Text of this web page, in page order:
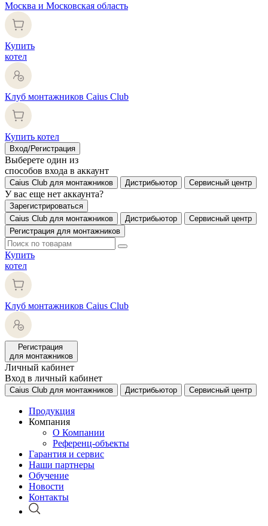
Москва и Московская область
Купить
котел
Клуб монтажников Caius Club
Купить котел
Вход/Регистрация
Выберете один из
способов входа в аккаунт
Caius Club для монтажников Дистрибьютор Сервисный центр
У вас еще нет аккаунта?
Зарегистрироваться
Caius Club для монтажников
Дистрибьютор
Сервисный центр
Регистрация для монтажников
Купить
котел
Клуб монтажников Caius Club
Регистрация
для монтажников
Личный кабинет
Вход в личный кабинет
Caius Club для монтажников Дистрибьютор Сервисный центр
Продукция
Компания
О Компании
Референц-объекты
Гарантия и сервис
Наши партнеры
Обучение
Новости
Контакты